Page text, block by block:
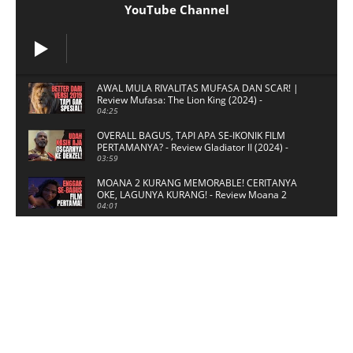
YouTube Channel
AWAL MULA RIVALITAS MUFASA DAN SCAR! |
Review Mufasa: The Lion King (2024) -
Menonton.id
04:25
OVERALL BAGUS, TAPI APA SE-IKONIK FILM
PERTAMANYA? - Review Gladiator II (2024) -
Menonton.id
03:59
MOANA 2 KURANG MEMORABLE! CERITANYA
OKE, LAGUNYA KURANG! - Review Moana 2
(2024) - Menonton.id
04:01